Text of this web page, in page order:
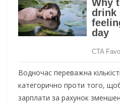
Водночас переважна
категорично проти того,
зарплати за рахунок